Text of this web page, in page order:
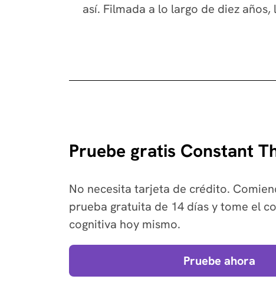
así. Filmada a lo largo de diez
Pruebe gratis Constant
No necesita tarjeta de crédito.
prueba gratuita de 14 días y tome el
cognitiva hoy mismo.
Pruebe ahora